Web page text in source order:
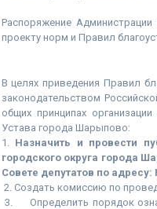
Распоряжение
проекту норм и Правил
В целях приведения Правил
законодательством
общих принципах
Устава города Шарыпово:
1.Назначить и провести
городского округа города
Совете депутатов по
2. Создать комиссию по
3. Определить порядок